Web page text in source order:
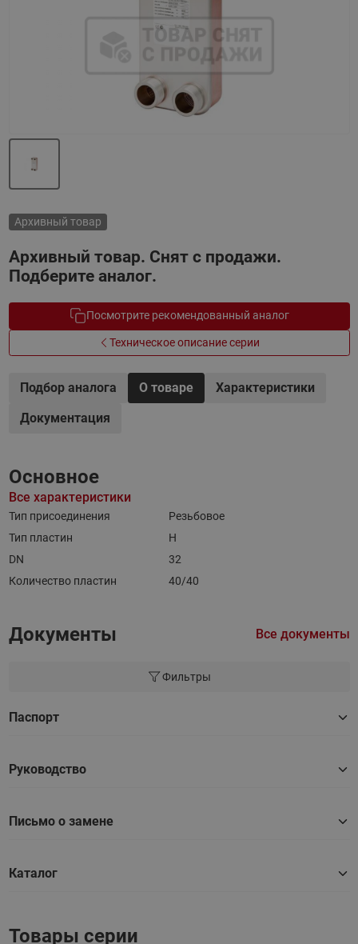
Архивный товар
Архивный товар. Снят с продажи.
Подберите аналог.
Посмотрите рекомендованный аналог
Техническое описание серии
Подбор аналога О товаре
Характеристики
Документация
Основное
Все характеристики
Тип присоединения
Резьбовое
Тип пластин
H
DN
32
Количество пластин
40/40
Документы Все документы
Фильтры
Паспорт
Руководство
Письмо о замене
Каталог
Товары серии